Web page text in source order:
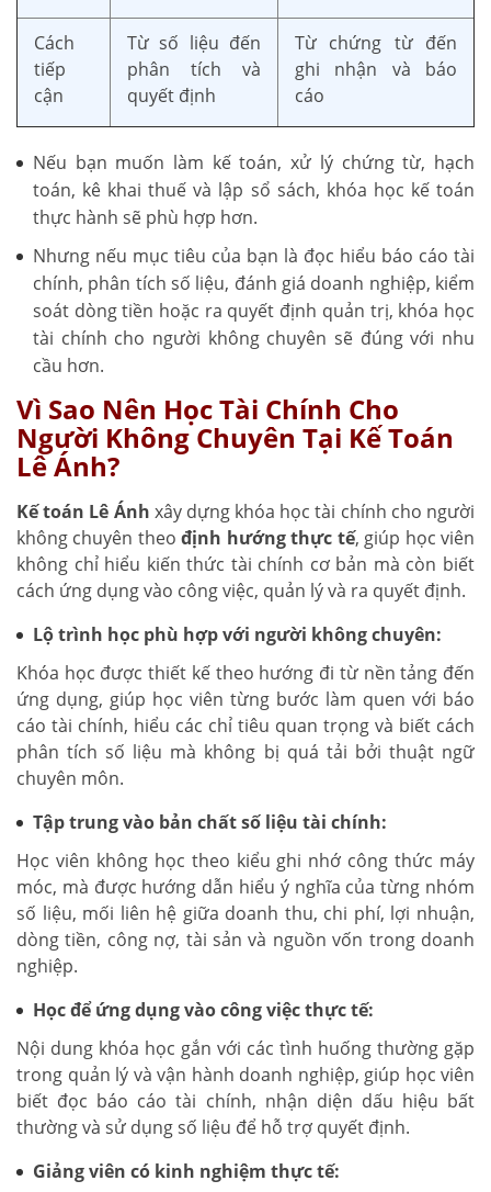
Cách
tiếp
cận
Từ số liệu đến
phân tích và
quyết định
Từ chứng từ đến
ghi nhận và báo
cáo
Nếu bạn muốn làm kế toán, xử lý chứng từ, hạch
toán, kê khai thuế và lập sổ sách, khóa học kế toán
thực hành sẽ phù hợp hơn.
Nhưng nếu mục tiêu của bạn là đọc hiểu báo cáo tài
chính, phân tích số liệu, đánh giá doanh nghiệp, kiểm
soát dòng tiền hoặc ra quyết định quản trị, khóa học
tài chính cho người không chuyên sẽ đúng với nhu
cầu hơn.
Vì Sao Nên Học Tài Chính Cho
Người Không Chuyên Tại Kế Toán
Lê Ánh?
Kế toán Lê Ánh xây dựng khóa học tài chính cho người
không chuyên theođịnh hướng thực tế, giúp học viên
không chỉ hiểu kiến thức tài chính cơ bản mà còn biết
cách ứng dụng vào công việc, quản lý và ra quyết định.
Lộ trình học phù hợp với người không chuyên:
Khóa học được thiết kế theo hướng đi từ nền tảng đến
ứng dụng, giúp học viên từng bước làm quen với báo
cáo tài chính, hiểu các chỉ tiêu quan trọng và biết cách
phân tích số liệu mà không bị quá tải bởi thuật ngữ
chuyên môn.
Tập trung vào bản chất số liệu tài chính:
Học viên không học theo kiểu ghi nhớ công thức máy
móc, mà được hướng dẫn hiểu ý nghĩa của từng nhóm
số liệu, mối liên hệ giữa doanh thu, chi phí, lợi nhuận,
dòng tiền, công nợ, tài sản và nguồn vốn trong doanh
nghiệp.
Học để ứng dụng vào công việc thực tế:
Nội dung khóa học gắn với các tình huống thường gặp
trong quản lý và vận hành doanh nghiệp, giúp học viên
biết đọc báo cáo tài chính, nhận diện dấu hiệu bất
thường và sử dụng số liệu để hỗ trợ quyết định.
Giảng viên có kinh nghiệm thực tế: